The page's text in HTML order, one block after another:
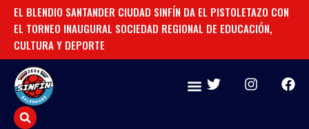
contenido
EL BLENDIO SANTANDER CIUDAD SINFÍN DA EL PISTOLETAZO CON
EL TORNEO INAUGURAL SOCIEDAD REGIONAL DE EDUCACIÓN,
CULTURA Y DEPORTE
T
I
F